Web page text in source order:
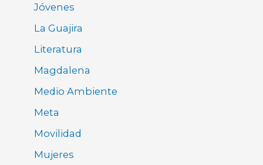
Jóvenes
La Guajira
Literatura
Magdalena
Medio Ambiente
Meta
Movilidad
Mujeres